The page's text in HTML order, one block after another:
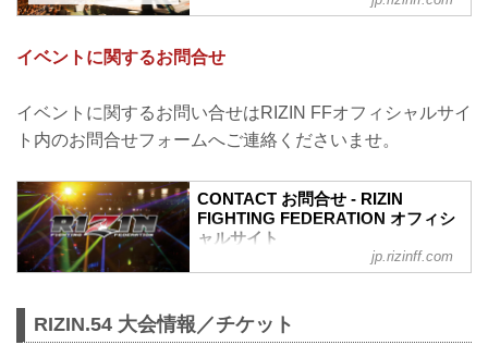
わせの前に、一度ご確認下さい。
Q.1 より良い席で観戦したいのですが、
どの先行でチケットを買うと一番良い席
A. より良い席のご案内は、以下の順番と
なります。
①ファンクラブ先行（超強者）
CLUB先行
③先行販売（オフィシャルサイト先行・
プレイガイド先行・番組・チラシ等 順不
④各プレイガイドの一般発売
確保のみで、...
イベントに関するお問合せ
イベントに関するお問い合せはRIZIN FFオフィシャルサイ
ト内のお問合せフォームへご連絡くださいませ。
CONTACT お問合せ - RIZIN
FIGHTING FEDERATION オフィシ
ャルサイト
jp.rizinff.com
RIZIN.54 大会情報／チケット